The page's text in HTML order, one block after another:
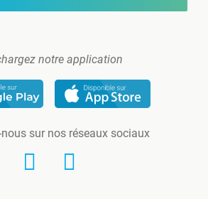
notre application
nous sur nos réseaux sociaux